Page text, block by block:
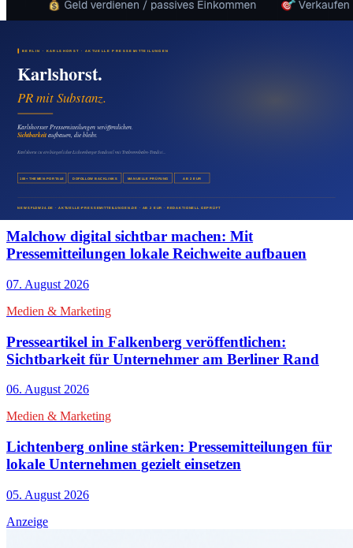
Das könnte Sie auch interessieren
Medien & Marketing
Pressemitteilung in Wartenberg veröffentlichen:
Mehr Sichtbarkeit für regionale Firmen
08. August 2026
Medien & Marketing
Malchow digital sichtbar machen: Mit
Pressemitteilungen lokale Reichweite aufbauen
07. August 2026
Medien & Marketing
Presseartikel in Falkenberg veröffentlichen:
Sichtbarkeit für Unternehmer am Berliner Rand
06. August 2026
Medien & Marketing
Lichtenberg online stärken: Pressemitteilungen für
lokale Unternehmen gezielt einsetzen
05. August 2026
Anzeige